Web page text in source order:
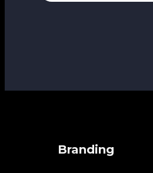
Branding